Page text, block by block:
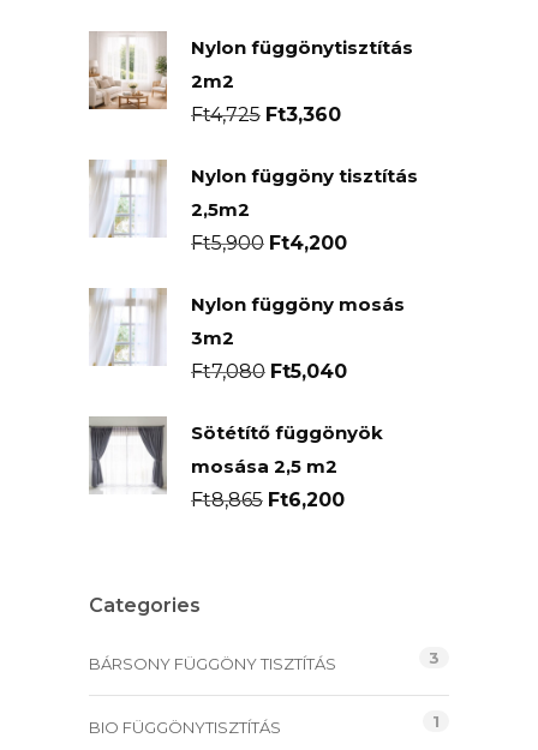
was:
is:
Nylon függönytisztítás
2m2
Ft4,725 Original
was:
Ft3,360Current
is:
Nylon függöny tisztítás
2,5m2
Ft5,900 Original
was:
Ft4,200Current
is:
Nylon függöny mosás
3m2
Ft7,080 Original
was:
Ft7,080.
Ft5,040Current
is:
Sötétítő függönyök
mosása 2,5 m2
Ft8,865 Original
Ft6,200Current
Categories
BÁRSONY FÜGGÖNY TISZTÍTÁS 3
BIO FÜGGÖNYTISZTÍTÁS 1